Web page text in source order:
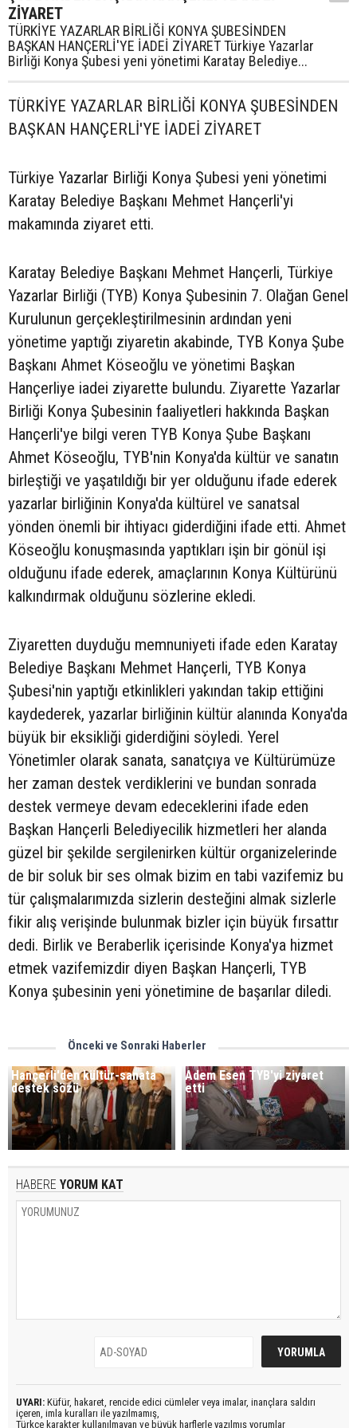
ZİYARET
TÜRKİYE YAZARLAR BİRLİĞİ KONYA ŞUBESİNDEN
BAŞKAN HANÇERLİ'YE İADEİ ZİYARET Türkiye Yazarlar
Birliği Konya Şubesi yeni yönetimi Karatay Belediye...
TÜRKİYE YAZARLAR BİRLİĞİ KONYA ŞUBESİNDEN
BAŞKAN HANÇERLİ'YE İADEİ ZİYARET
Türkiye Yazarlar Birliği Konya Şubesi yeni yönetimi
Karatay Belediye Başkanı Mehmet Hançerli'yi
makamında ziyaret etti.
Karatay Belediye Başkanı Mehmet Hançerli, Türkiye
Yazarlar Birliği (TYB) Konya Şubesinin 7. Olağan Genel
Kurulunun gerçekleştirilmesinin ardından yeni
yönetime yaptığı ziyaretin akabinde, TYB Konya Şube
Başkanı Ahmet Köseoğlu ve yönetimi Başkan
Hançerliye iadei ziyarette bulundu. Ziyarette Yazarlar
Birliği Konya Şubesinin faaliyetleri hakkında Başkan
Hançerli'ye bilgi veren TYB Konya Şube Başkanı
Ahmet Köseoğlu, TYB'nin Konya'da kültür ve sanatın
birleştiği ve yaşatıldığı bir yer olduğunu ifade ederek
yazarlar birliğinin Konya'da kültürel ve sanatsal
yönden önemli bir ihtiyacı giderdiğini ifade etti. Ahmet
Köseoğlu konuşmasında yaptıkları işin bir gönül işi
olduğunu ifade ederek, amaçlarının Konya Kültürünü
kalkındırmak olduğunu sözlerine ekledi.
Ziyaretten duyduğu memnuniyeti ifade eden Karatay
Belediye Başkanı Mehmet Hançerli, TYB Konya
Şubesi'nin yaptığı etkinlikleri yakından takip ettiğini
kaydederek, yazarlar birliğinin kültür alanında Konya'da
büyük bir eksikliği giderdiğini söyledi. Yerel
Yönetimler olarak sanata, sanatçıya ve Kültürümüze
her zaman destek verdiklerini ve bundan sonrada
destek vermeye devam edeceklerini ifade eden
Başkan Hançerli Belediyecilik hizmetleri her alanda
güzel bir şekilde sergilenirken kültür organizelerinde
de bir soluk bir ses olmak bizim en tabi vazifemiz bu
tür çalışmalarımızda sizlerin desteğini almak sizlerle
fikir alış verişinde bulunmak bizler için büyük fırsattır
dedi. Birlik ve Beraberlik içerisinde Konya'ya hizmet
etmek vazifemizdir diyen Başkan Hançerli, TYB
Konya şubesinin yeni yönetimine de başarılar diledi.
Önceki ve Sonraki Haberler
Hançerli'den kültür-sanata
destek sözü
Adem Esen TYB'yi ziyaret
etti
HABERE YORUM KAT
UYARI: Küfür, hakaret, rencide edici cümleler veya imalar, inançlara saldırı
içeren, imla kuralları ile yazılmamış,
Türkçe karakter kullanılmayan ve büyük harflerle yazılmış yorumlar